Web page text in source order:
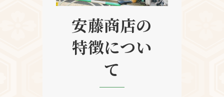
安藤商店の
特徴につい
て